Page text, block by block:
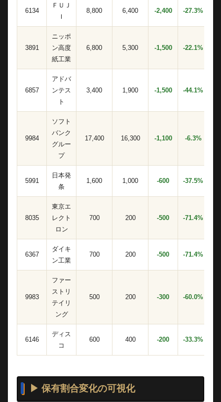
6134
ＦＵＪ
Ｉ
8,800 6,400 -2,400 -27.3%
3891
ニッポ
ン高度
紙工業
6,800 5,300 -1,500 -22.1%
6857
アドバ
ンテス
ト
3,400 1,900 -1,500 -44.1%
9984
ソフト
バンク
グルー
プ
17,400 16,300 -1,100 -6.3%
5991
日本発
条
1,600 1,000 -600 -37.5%
8035
東京エ
レクト
ロン
700 200 -500 -71.4%
6367
ダイキ
ン工業
700 200 -500 -71.4%
9983
ファー
ストリ
テイリ
ング
500 200 -300 -60.0%
6146
ディス
コ
600 400 -200 -33.3%
▶ 保有割合変化の可視化